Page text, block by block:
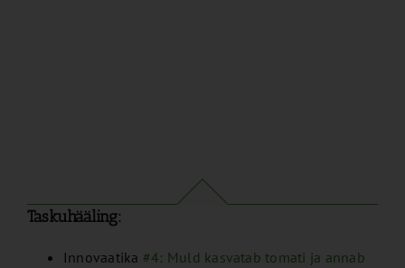
Taskuhääling:
Innovaatika #4: Muld kasvatab tomati ja annab